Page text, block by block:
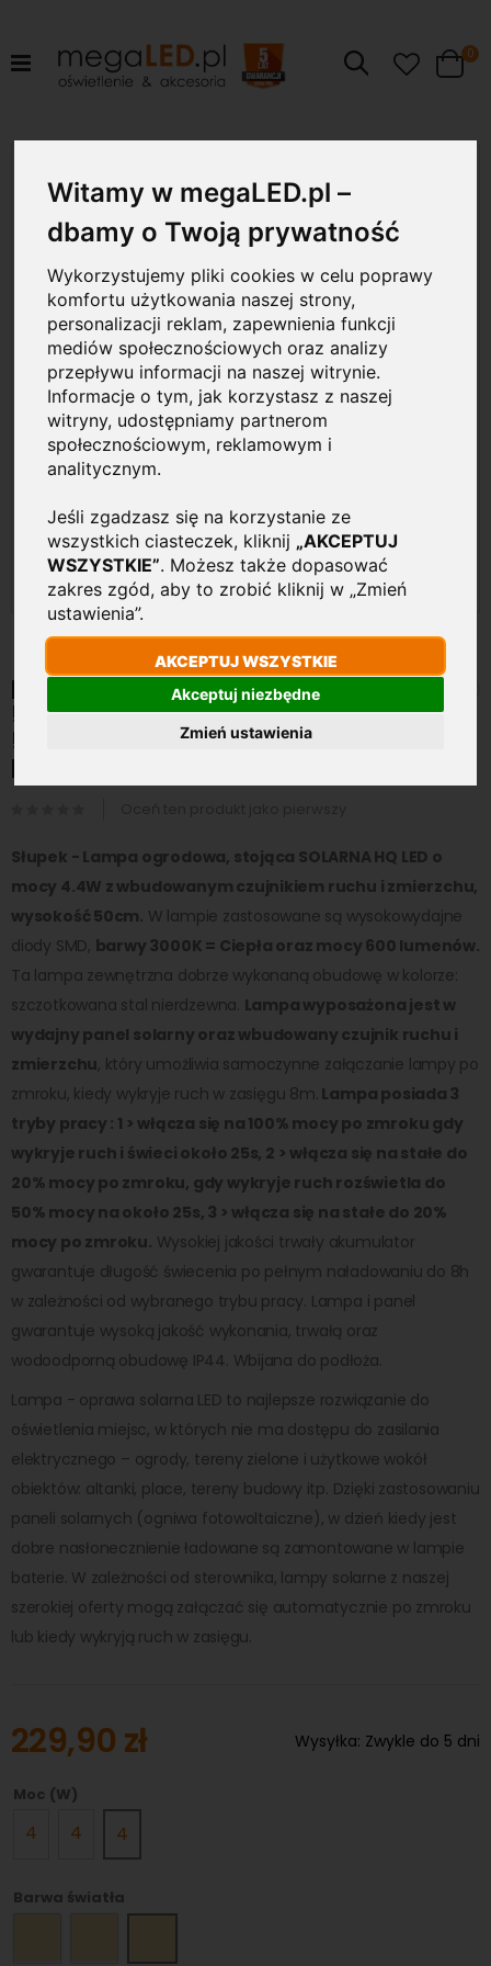
Witamy w megaLED.pl –
dbamy o Twoją prywatność
Wykorzystujemy pliki cookies w celu poprawy
komfortu użytkowania naszej strony,
personalizacji reklam, zapewnienia funkcji
mediów społecznościowych oraz analizy
przepływu informacji na naszej witrynie.
Informacje o tym, jak korzystasz z naszej
witryny, udostępniamy partnerom
społecznościowym, reklamowym i
analitycznym.
Jeśli zgadzasz się na korzystanie ze
wszystkich ciasteczek, kliknij „AKCEPTUJ
WSZYSTKIE”. Możesz także dopasować
zakres zgód, aby to zrobić kliknij w „Zmień
ustawienia”.
AKCEPTUJ WSZYSTKIE
Akceptuj niezbędne
Zmień ustawienia
Szukaj Cart
0
koniec
na
początek
galerii
Lampa ogrodowa solarna
50cm HQ LED 4.4W 600lm
50cm 3000K Ciepła Czujnik
Ruchu i Zmierzchu Srebrna
Słupek - Lampa ogrodowa, stojąca SOLARNA HQ LED o
mocy 4.4W z wbudowanym czujnikiem ruchu i zmierzchu,
wysokość 50cm. W lampie zastosowane są wysokowydajne
diody SMD, barwy 3000K = Ciepła oraz mocy 600 lumenów.
Ta lampa zewnętrzna dobrze wykonaną obudowę w kolorze:
szczotkowana stal nierdzewna. Lampa wyposażona jest w
wydajny panel solarny oraz wbudowany czujnik ruchu i
zmierzchu, który umożliwia samoczynne załączanie lampy po
zmroku, kiedy wykryje ruch w zasięgu 8m. Lampa posiada 3
tryby pracy : 1 > włącza się na 100% mocy po zmroku gdy
wykryje ruch i świeci około 25s, 2 > włącza się na stałe do
20% mocy po zmroku, gdy wykryje ruch rozświetla do
50% mocy na około 25s, 3 > włącza się na stałe do 20%
mocy po zmroku. Wysokiej jakości trwały akumulator
gwarantuje długość świecenia po pełnym naładowaniu do 8h
w zależności od wybranego trybu pracy. Lampa i panel
gwarantuje wysoką jakość wykonania, trwałą oraz
wodoodporną obudowę IP44. Wbijana do podłoża.
Lampa - oprawa solarna LED to najlepsze rozwiązanie do
oświetlenia miejsc, w których nie ma dostępu do zasilania
elektrycznego – ogrody, tereny zielone i użytkowe wokół
obiektów: altanki, place, tereny budowy itp. Dzięki zastosowaniu
paneli solarnych (ogniwa fotowoltaiczne), w dzień kiedy jest
dobre nasłonecznienie ładowane są zamontowane w lampie
baterie. W zależności od sterownika, lampy solarne z naszej
szerokiej oferty mogą załączać się automatycznie po zmroku
lub kiedy wykryją ruch w zasięgu.
229,90 zł Wysyłka: Zwykle do 5 dni
Moc (W)
4 4 4
Barwa światła